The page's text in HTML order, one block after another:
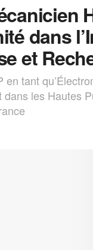
dans
et
en tant
les Hautes